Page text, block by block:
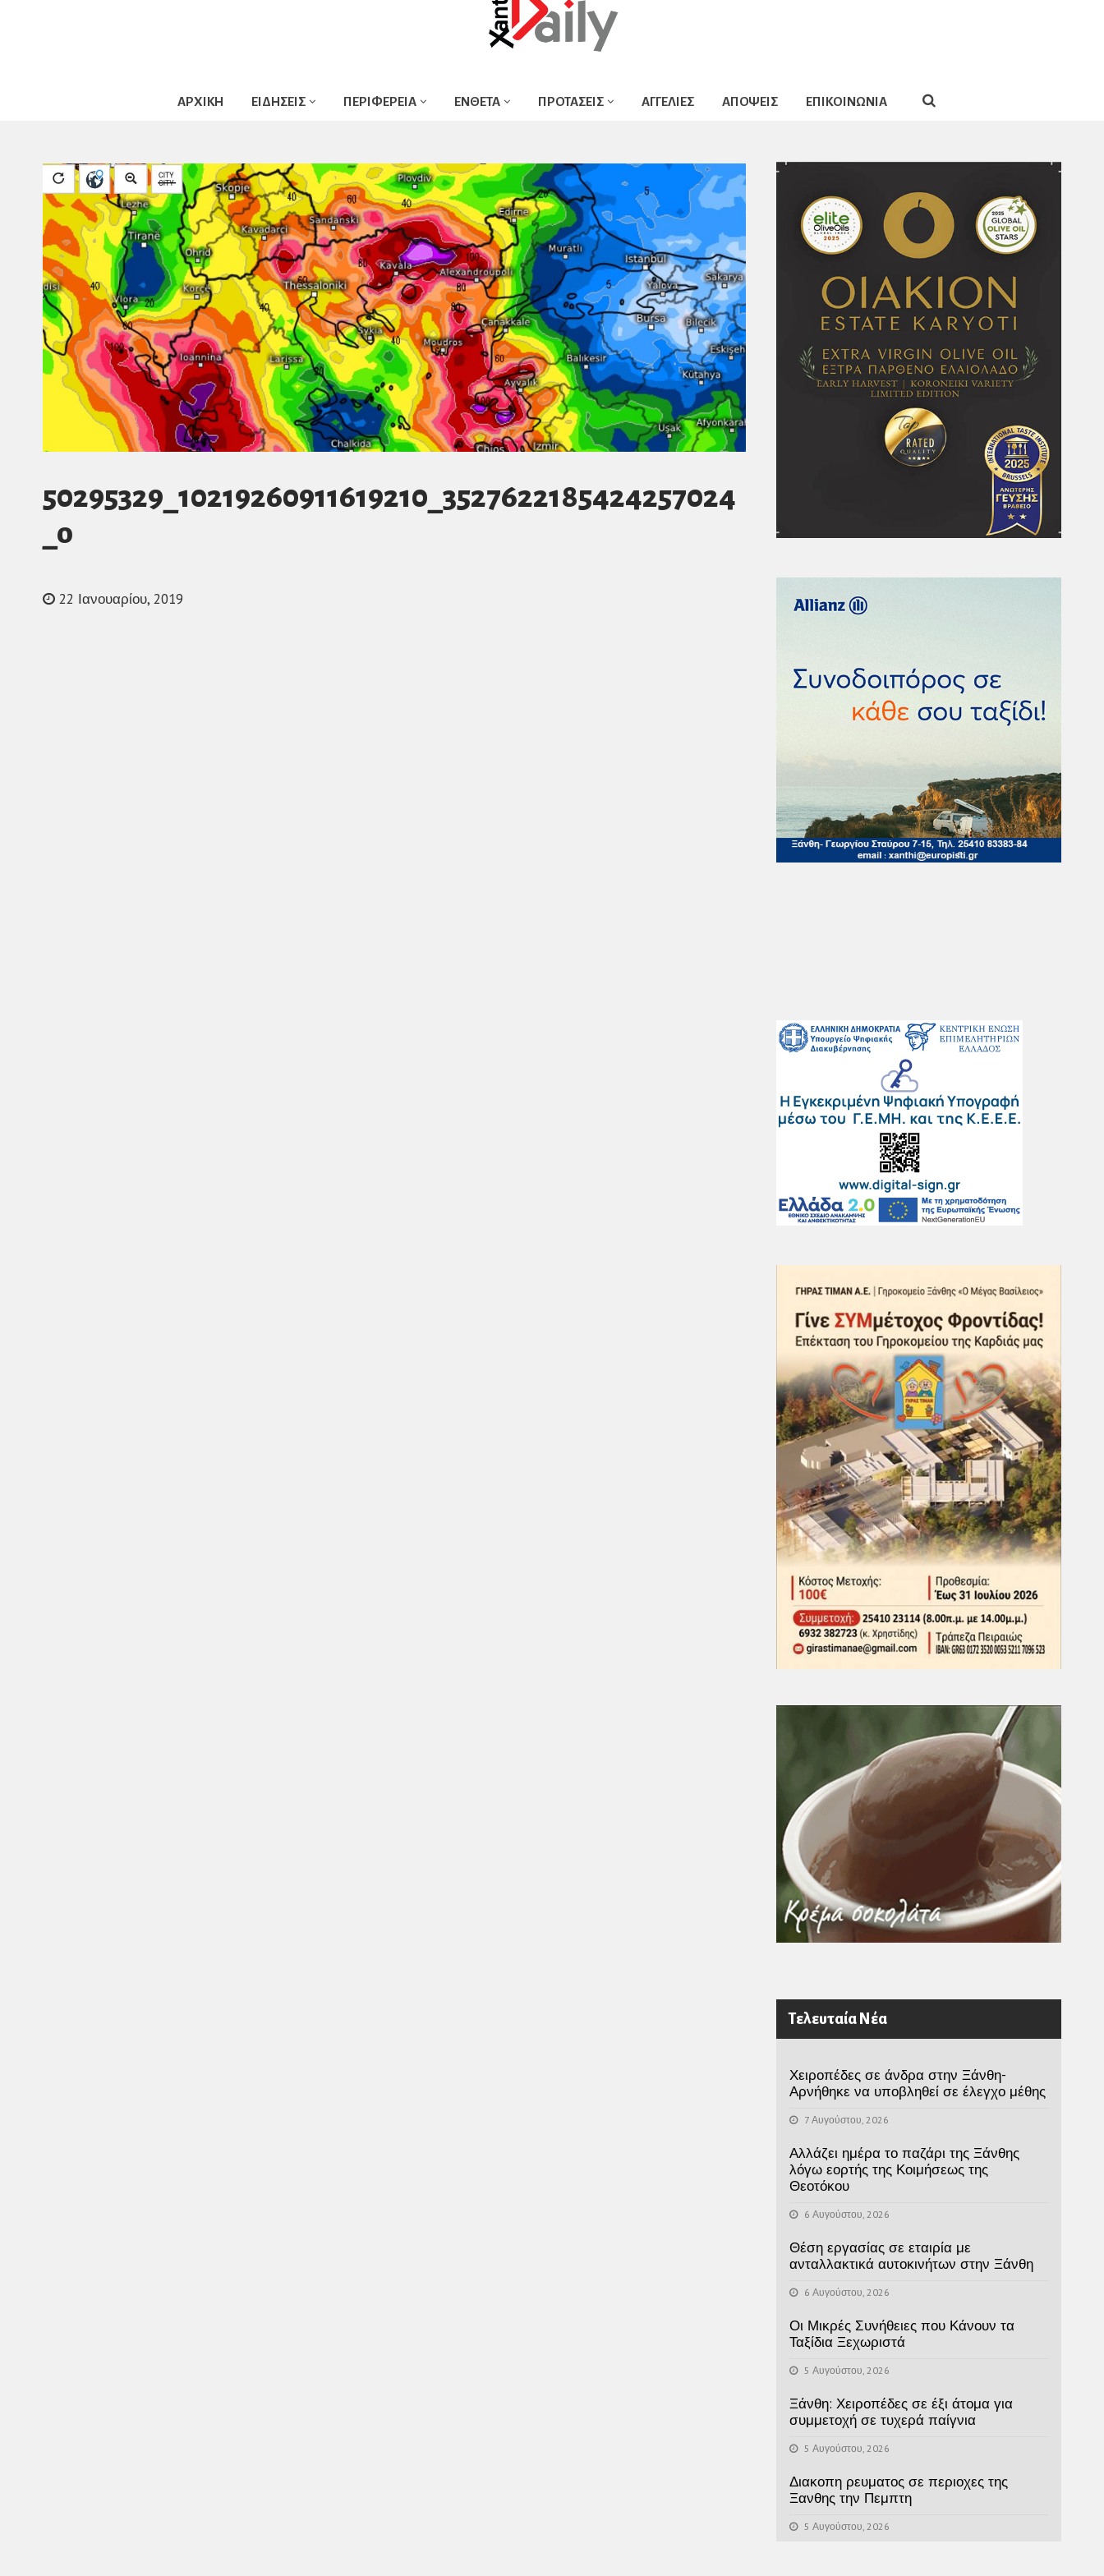
ΑΡΧΙΚΗ ΕΙΔΗΣΕΙΣ ΠΕΡΙΦΕΡΕΙΑ ΕΝΘΕΤΑ ΠΡΟΤΑΣΕΙΣ ΑΓΓΕΛΙΕΣ ΑΠΟΨΕΙΣ ΕΠΙΚΟΙΝΩΝΙΑ
50295329_10219260911619210_3527622185424257024
_o
22 Ιανουαρίου, 2019
Τελευταία Νέα
Χειροπέδες σε άνδρα στην Ξάνθη-
Αρνήθηκε να υποβληθεί σε έλεγχο μέθης
7 Αυγούστου, 2026
Αλλάζει ημέρα το παζάρι της Ξάνθης
λόγω εορτής της Κοιμήσεως της
Θεοτόκου
6 Αυγούστου, 2026
Θέση εργασίας σε εταιρία με
ανταλλακτικά αυτοκινήτων στην Ξάνθη
6 Αυγούστου, 2026
Οι Μικρές Συνήθειες που Κάνουν τα
Ταξίδια Ξεχωριστά
5 Αυγούστου, 2026
Ξάνθη: Χειροπέδες σε έξι άτομα για
συμμετοχή σε τυχερά παίγνια
5 Αυγούστου, 2026
Διακοπη ρευματος σε περιοχες της
Ξανθης την Πεμπτη
5 Αυγούστου, 2026